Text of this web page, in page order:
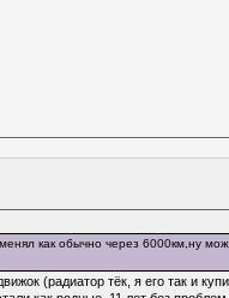
как обычно через 6000км,ну
(радиатор тёк, я его так и